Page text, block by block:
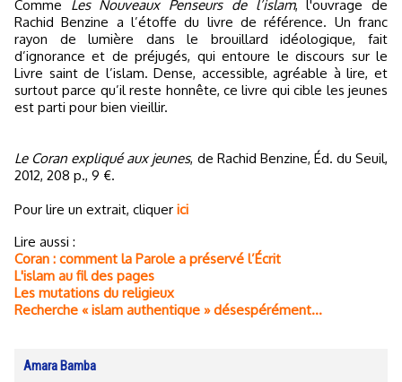
Comme Les Nouveaux Penseurs de l’islam, l'ouvrage de
Rachid Benzine a l’étoffe du livre de référence. Un franc
rayon de lumière dans le brouillard idéologique, fait
d’ignorance et de préjugés, qui entoure le discours sur le
Livre saint de l’islam. Dense, accessible, agréable à lire, et
surtout parce qu’il reste honnête, ce livre qui cible les jeunes
est parti pour bien vieillir.
Le Coran expliqué aux jeunes, de Rachid Benzine, Éd. du Seuil,
2012, 208 p., 9 €.
Pour lire un extrait, cliquer ici
Lire aussi :
Coran : comment la Parole a préservé l’Écrit
L'islam au fil des pages
Les mutations du religieux
Recherche « islam authentique » désespérément…
Amara Bamba